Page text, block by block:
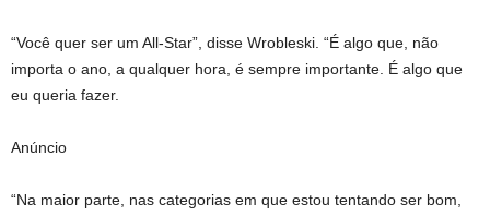
“Você quer ser um All-Star”, disse Wrobleski. “É algo que, não
importa o ano, a qualquer hora, é sempre importante. É algo que
eu queria fazer.
Anúncio
“Na maior parte, nas categorias em que estou tentando ser bom,